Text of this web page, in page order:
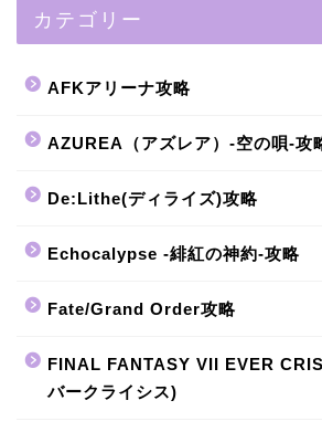
カテゴリー
AFKアリーナ攻略
AZUREA（アズレア）-空の唄-攻
De:Lithe(ディライズ)攻略
Echocalypse -緋紅の神約-攻略
Fate/Grand Order攻略
FINAL FANTASY VII EVER
バークライシス)